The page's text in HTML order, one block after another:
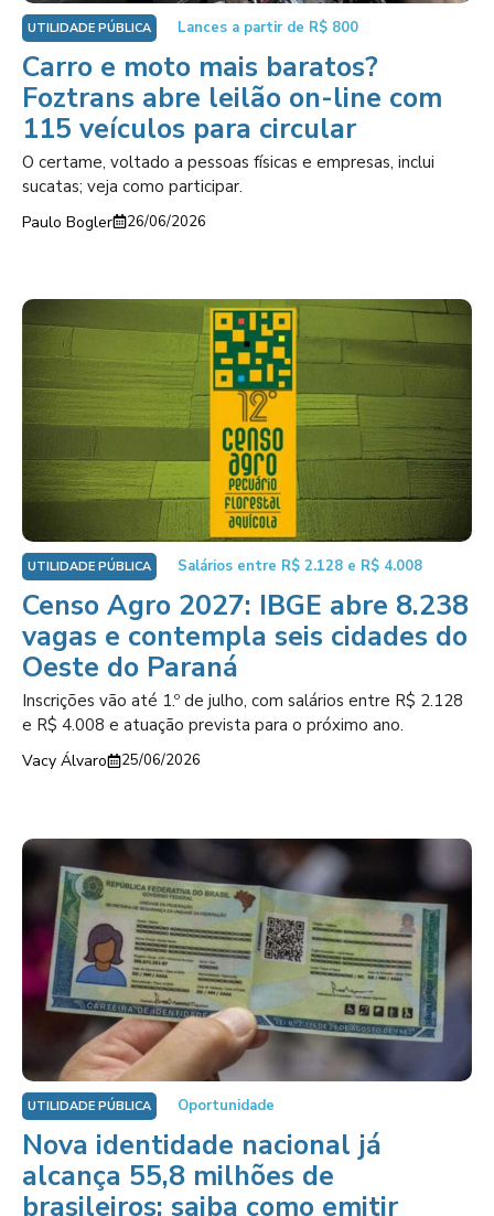
UTILIDADE PÚBLICA Lances a partir de R$ 800
Carro e moto mais baratos?
Foztrans abre leilão on-line com
115 veículos para circular
O certame, voltado a pessoas físicas e empresas, inclui
sucatas; veja como participar.
Paulo Bogler 26/06/2026
UTILIDADE PÚBLICA Salários entre R$ 2.128 e R$ 4.008
Censo Agro 2027: IBGE abre 8.238
vagas e contempla seis cidades do
Oeste do Paraná
Inscrições vão até 1.º de julho, com salários entre R$ 2.128
e R$ 4.008 e atuação prevista para o próximo ano.
Vacy Álvaro 25/06/2026
UTILIDADE PÚBLICA Oportunidade
Nova identidade nacional já
alcança 55,8 milhões de
brasileiros; saiba como emitir